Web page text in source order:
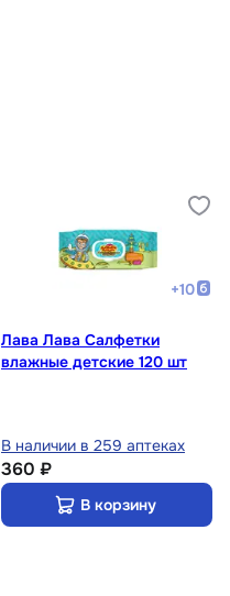
+10
Лава Лава Салфетки
влажные детские 120 шт
В наличии в 259 аптеках
360 ₽
В корзину